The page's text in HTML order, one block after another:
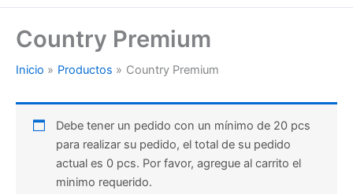
Country Premium
Inicio Productos Country Premium
Debe tener un pedido con un mínimo de 20 pcs
para realizar su pedido, el total de su pedido
actual es 0 pcs. Por favor, agregue al carrito el
minimo requerido.